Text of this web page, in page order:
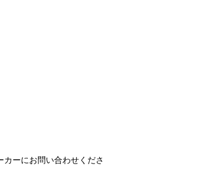
ーにお問い合わせくださ